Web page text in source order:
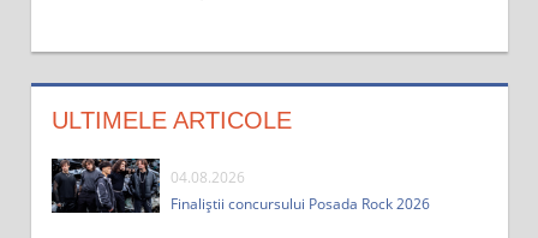
ULTIMELE ARTICOLE
04.08.2026
Finaliștii concursului Posada Rock 2026